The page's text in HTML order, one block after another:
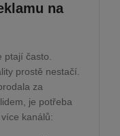
na
ptají často.
prostě nestačí.
za
je potřeba
kanálů: